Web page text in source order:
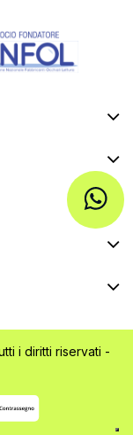
i diritti riservati -